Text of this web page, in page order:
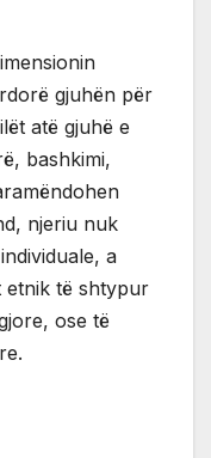
gjuhën për
atë gjuhë e
bashkimi,
njeriu nuk
a
etnik të shtypur
ose të